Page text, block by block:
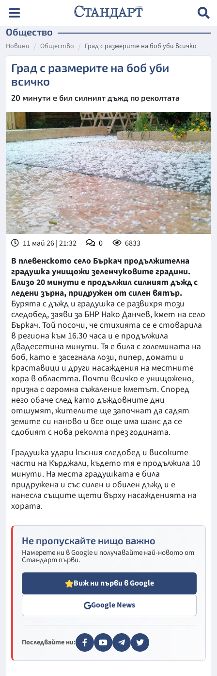
Общество
Новини Общество Град с размерите на боб уби всичко
Град с размерите на боб уби
всичко
20 минути е бил силният дъжд по реколтата
11 май 26 | 21:32 0 6833
В плевенското село Бъркач продължителна
градушка унищожи зеленчуковите градини.
Близо 20 минути е продължил силният дъжд с
ледени зърна, придружен от силен вятър.
Бурята с дъжд и градушка се развихря този
следобед, заяви за БНР Нако Данчев, кмет на село
Бъркач. Той посочи, че стихията се е стоварила
в региона към 16.30 часа и е продължила
двадесетина минути. Тя е била с големината на
боб, като е засегнала лози, пипер, домати и
краставици и други насаждения на местните
хора в областта. Почти всичко е унищожено,
призна с огромна съжаление кметът. Според
него обаче след като дъждовните дни
отшумят, жителите ще започнат да садят
земите си наново и все още има шанс да се
сдобият с нова реколта през годината.
Градушка удари късния следобед и високите
части на Кърджали, където тя е продължила 10
минути. На места градушката е била
придружена и със силен и обилен дъжд и е
нанесла същите щети върху насажденията на
хората.
Не пропускайте нищо важно
Намерете ни в Google и получавайте най-новото от
Стандарт първи.
Виж ни първи в Google
Google News
Последвайте ни: